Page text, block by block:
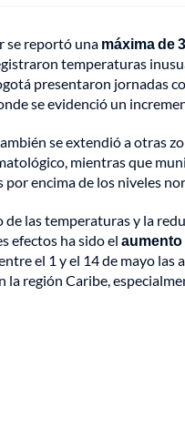
se reportó una máxima de
temperaturas
presentaron jornadas
se evidenció un
se extendió a otras
mientras que
por encima de los niveles
de las temperaturas y la
efectos ha sido el aumento
el 1 y el 14 de mayo las
la región Caribe,